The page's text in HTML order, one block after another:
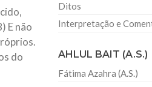
E não
do
Ditos
Interpretação e
AHLUL BAIT (A.S.)
Fátima Azahra (A.S.)